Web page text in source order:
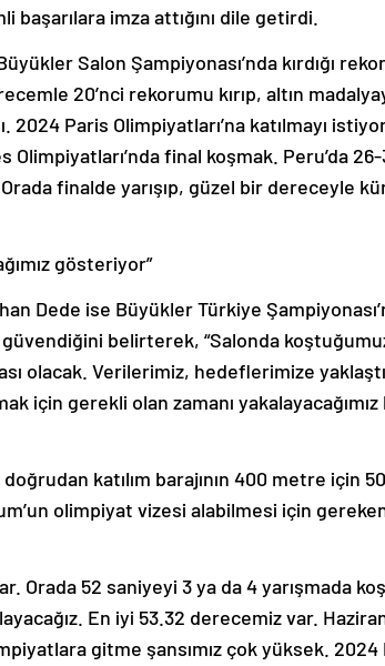
başarılara imza attığını dile getirdi.
Salon Şampiyonası’nda kırdığı
20’nci rekorumu kırıp, altın
2024 Paris Olimpiyatları’na katılmayı
final koşmak. Peru’da 26-
finalde yarışıp, güzel bir dereceyle
gösteriyor”
Dede ise Büyükler Türkiye
belirterek, “Salonda
olacak. Verilerimiz, hedeflerimize
için gerekli olan zamanı
katılım barajının 400 metre için
olimpiyat vizesi alabilmesi için
Orada 52 saniyeyi 3 ya da 4 yarışmada
En iyi 53.32 derecemiz var.
gitme şansımız çok yüksek. 2024